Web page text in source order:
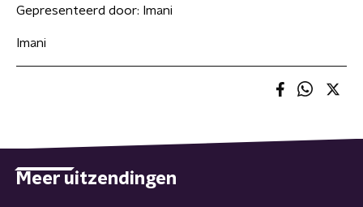
Gepresenteerd door: Imani
Imani
Meer uitzendingen